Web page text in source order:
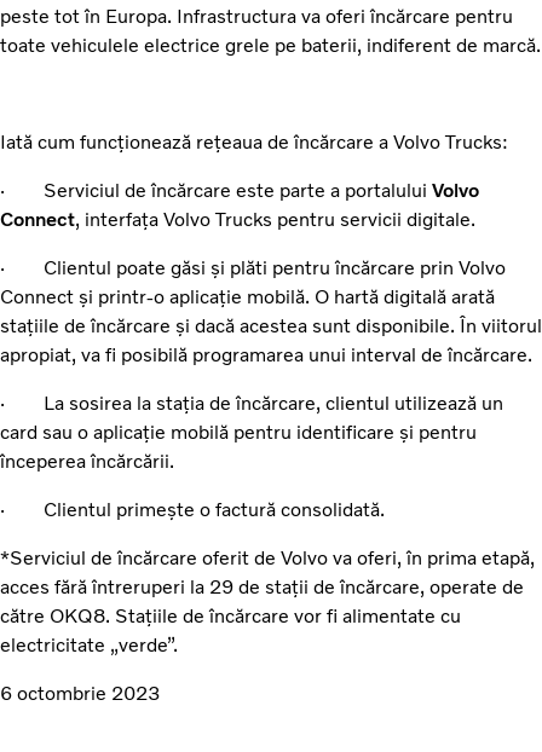
peste tot în Europa. Infrastructura va oferi încărcare pentru
toate vehiculele electrice grele pe baterii, indiferent de marcă.
Iată cum funcționează rețeaua de încărcare a Volvo Trucks:
· Serviciul de încărcare este parte a portalului Volvo
Connect, interfața Volvo Trucks pentru servicii digitale.
· Clientul poate găsi și plăti pentru încărcare prin Volvo
Connect și printr-o aplicație mobilă. O hartă digitală arată
stațiile de încărcare și dacă acestea sunt disponibile. În viitorul
apropiat, va fi posibilă programarea unui interval de încărcare.
· La sosirea la stația de încărcare, clientul utilizează un
card sau o aplicație mobilă pentru identificare și pentru
începerea încărcării.
· Clientul primește o factură consolidată.
*Serviciul de încărcare oferit de Volvo va oferi, în prima etapă,
acces fără întreruperi la 29 de stații de încărcare, operate de
către OKQ8. Stațiile de încărcare vor fi alimentate cu
electricitate „verde”.
6 octombrie 2023